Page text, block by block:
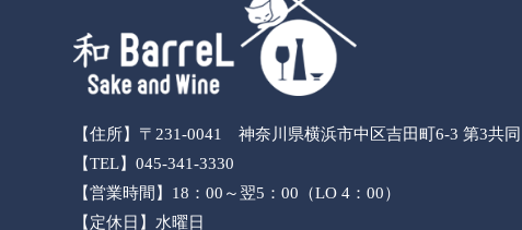
【住所】〒231-0041 神奈川県横浜市中区吉田町6-3 第3共
【TEL】045-341-3330
【営業時間】18：00～翌5：00（LO 4：00）
【定休日】水曜日